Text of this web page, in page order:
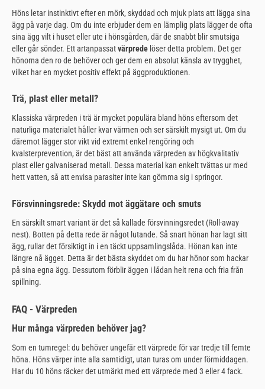
Höns letar instinktivt efter en mörk, skyddad och mjuk plats att lägga sina
ägg på varje dag. Om du inte erbjuder dem en lämplig plats lägger de ofta
sina ägg vilt i huset eller ute i hönsgården, där de snabbt blir smutsiga
eller går sönder. Ett artanpassatvärprede löser detta problem. Det ger
hönorna den ro de behöver och ger dem en absolut känsla av trygghet,
vilket har en mycket positiv effekt på äggproduktionen.
Trä, plast eller metall?
Klassiska värpreden i trä är mycket populära bland höns eftersom det
naturliga materialet håller kvar värmen och ser särskilt mysigt ut. Om du
däremot lägger stor vikt vid extremt enkel rengöring och
kvalsterprevention, är det bäst att använda värpreden av högkvalitativ
plast eller galvaniserad metall. Dessa material kan enkelt tvättas ur med
hett vatten, så att envisa parasiter inte kan gömma sig i springor.
Försvinningsrede: Skydd mot äggätare och smuts
En särskilt smart variant är det så kallade försvinningsredet (Roll-away
nest). Botten på detta rede är något lutande. Så snart hönan har lagt sitt
ägg, rullar det försiktigt in i en täckt uppsamlingslåda. Hönan kan inte
längre nå ägget. Detta är det bästa skyddet om du har hönor som hackar
på sina egna ägg. Dessutom förblir äggen i lådan helt rena och fria från
spillning.
FAQ - Värpreden
Hur många värpreden behöver jag?
Som en tumregel: du behöver ungefär ett värprede för var tredje till femte
höna. Höns värper inte alla samtidigt, utan turas om under förmiddagen.
Har du 10 höns räcker det utmärkt med ett värprede med 3 eller 4 fack.